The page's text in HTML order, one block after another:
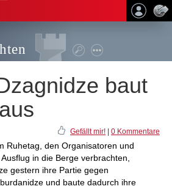
baut
Gefällt mir! 0 Kommentare
Ruhetag, den Organisatoren und
in die Berge verbrachten,
gestern ihre Partie gegen
und baute dadurch ihre